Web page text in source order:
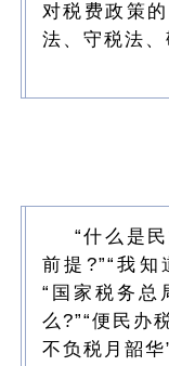
对税费政策
法、守税法、
“什么是
前提?”“我
“国家税务总
么?”“便民办
不负税月韶